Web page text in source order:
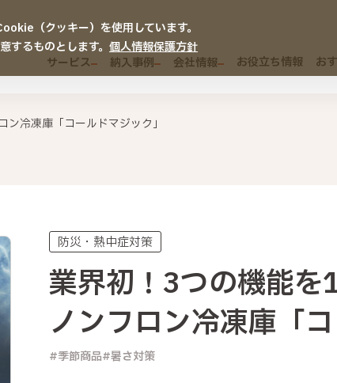
サービス 納入事例 会社情報 お役立ち情報 お
（クッキー）を使用しています。
るものとします。 個人情報保護方針
冷凍庫「コールドマジック」
防災・熱中症対策
業界初！3つの機能を
ノンフロン冷凍庫「
季節商品 暑さ対策